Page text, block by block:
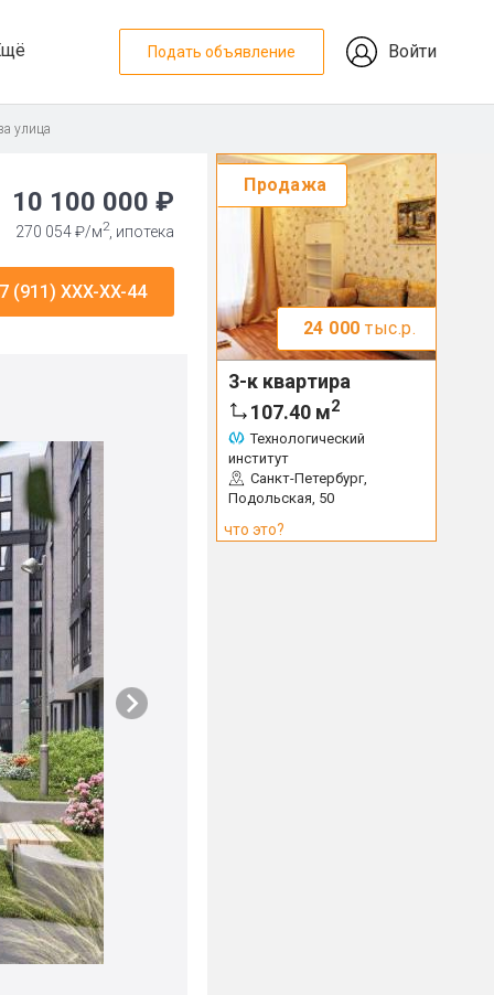
Подать объявление Войти
улица
10 100 000 ₽
270 054 ₽/м2, ипотека
(911) XXX-XX-44
Продажа
24 000 тыс.р.
3-к квартира
107.40 м2
Технологический
институт
Санкт-Петербург,
Подольская, 50
что это?